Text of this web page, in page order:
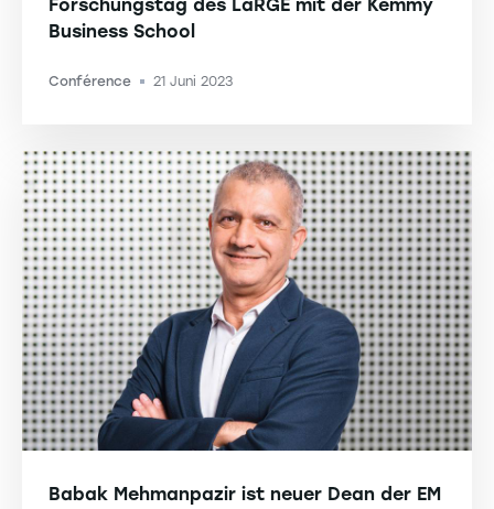
Forschungstag des LaRGE mit der Kemmy
Business School
Conférence -21 Juni 2023
Babak Mehmanpazir ist neuer Dean der EM